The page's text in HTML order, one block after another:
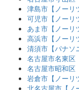
津島市【ノーリ
可児市【ノーリ
あま市【ノーリ
高浜市【ノーリ
清須市【パナソ
名古屋市名東区
名古屋市昭和区
岩倉市【ノーリ